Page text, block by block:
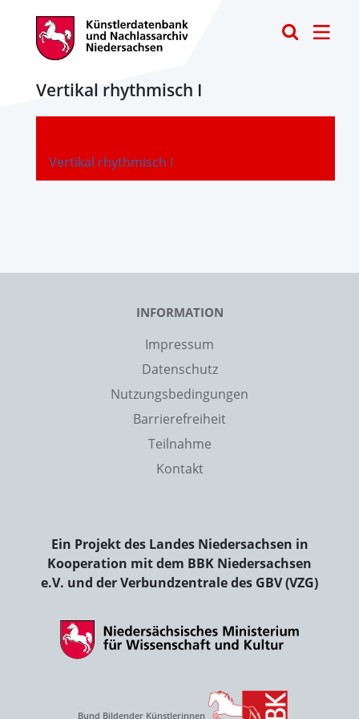
Vertikal rhythmisch I
Vertikal rhythmisch I
-
INFORMATION
Impressum
Datenschutz
Nutzungsbedingungen
Barrierefreiheit
Teilnahme
Kontakt
Ein Projekt des Landes Niedersachsen in
Kooperation mit dem BBK Niedersachsen
e.V. und der Verbundzentrale des GBV (VZG)
Bund Bildender Künstlerinnen